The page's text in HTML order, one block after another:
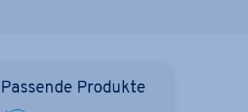
Passende Produkte